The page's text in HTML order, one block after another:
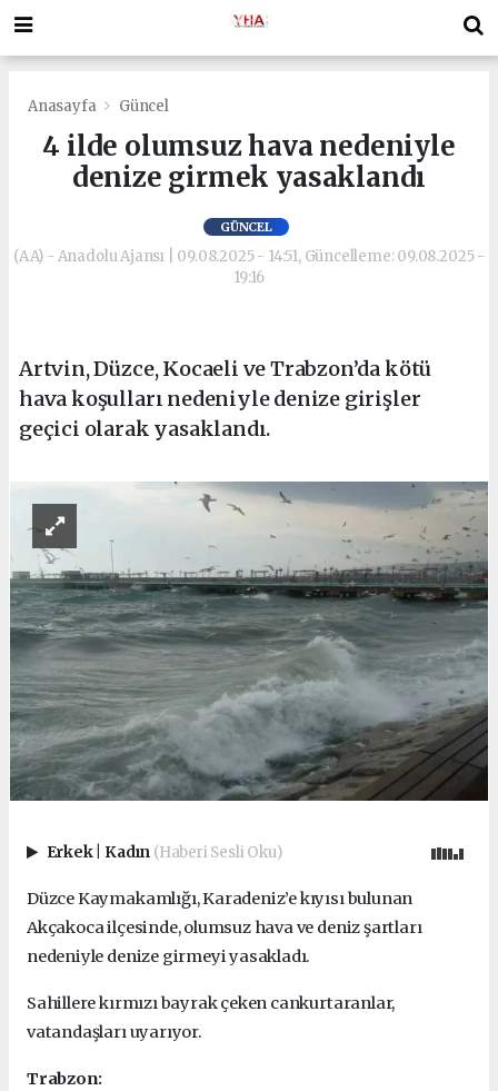
Anasayfa Güncel
4 ilde olumsuz hava nedeniyle
denize girmek yasaklandı
GÜNCEL
(AA) - Anadolu Ajansı | 09.08.2025 - 14:51, Güncelleme: 09.08.2025 -
19:16
Artvin, Düzce, Kocaeli ve Trabzon’da kötü
hava koşulları nedeniyle denize girişler
geçici olarak yasaklandı.
Erkek Kadın (Haberi Sesli Oku)
Düzce Kaymakamlığı, Karadeniz’e kıyısı bulunan
Akçakoca ilçesinde, olumsuz hava ve deniz şartları
nedeniyle denize girmeyi yasakladı.
Sahillere kırmızı bayrak çeken cankurtaranlar,
vatandaşları uyarıyor.
Trabzon: